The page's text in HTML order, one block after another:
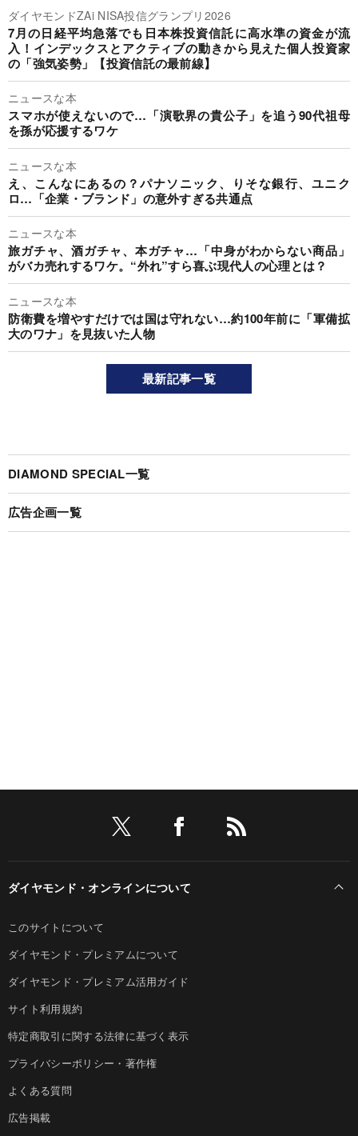
ダイヤモンドZAi NISA投信グランプリ2026
7月の日経平均急落でも日本株投資信託に高水準の資金が流
入！インデックスとアクティブの動きから見えた個人投資家
の「強気姿勢」【投資信託の最前線】
ニュースな本
スマホが使えないので…「演歌界の貴公子」を追う90代祖母
を孫が応援するワケ
ニュースな本
え、こんなにあるの？パナソニック、りそな銀行、ユニク
ロ…「企業・ブランド」の意外すぎる共通点
ニュースな本
旅ガチャ、酒ガチャ、本ガチャ…「中身がわからない商品」
がバカ売れするワケ。“外れ”すら喜ぶ現代人の心理とは？
ニュースな本
防衛費を増やすだけでは国は守れない…約100年前に「軍備拡
大のワナ」を見抜いた人物
最新記事一覧
DIAMOND SPECIAL一覧
広告企画一覧
ダイヤモンド・オンラインについて
このサイトについて
ダイヤモンド・プレミアムについて
ダイヤモンド・プレミアム活用ガイド
サイト利用規約
特定商取引に関する法律に基づく表示
プライバシーポリシー・著作権
よくある質問
広告掲載